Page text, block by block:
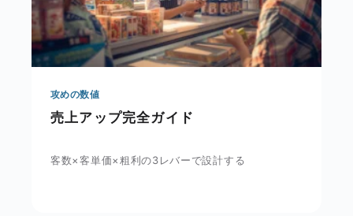
攻めの数値
売上アップ完全ガイド
客数×客単価×粗利の3レバーで設計する